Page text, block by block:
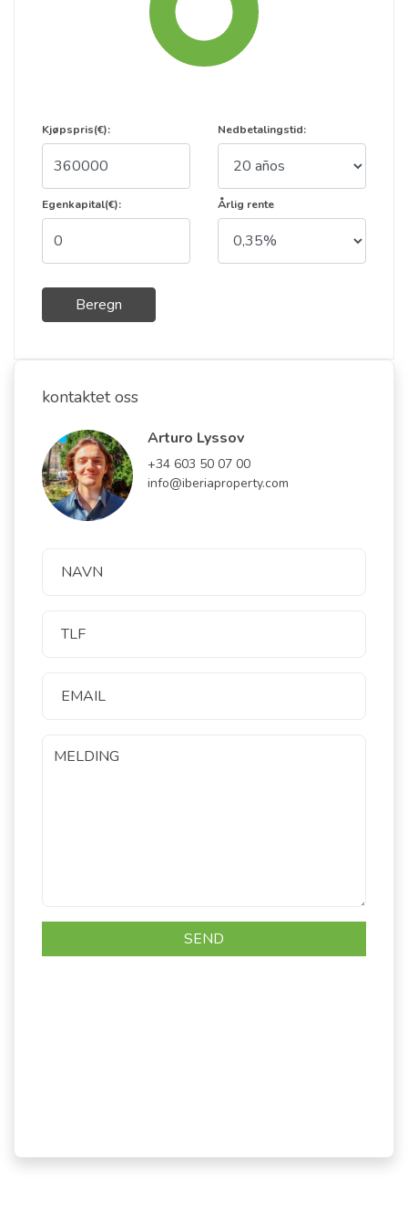
Kjøpspris(€):
Egenkapital(€):
Beregn
Nedbetalingstid:
Årlig rente
kontaktet oss
Arturo Lyssov
+34 603 50 07 00
info@iberiaproperty.com